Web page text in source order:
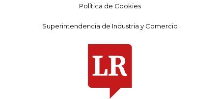
Política de Cookies
Superintendencia de Industria y Comercio